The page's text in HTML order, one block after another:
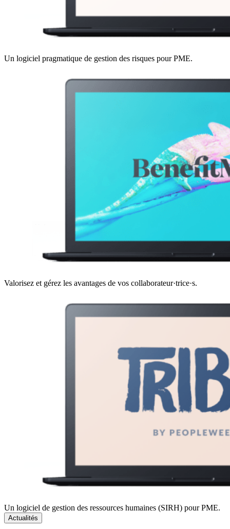
Un logiciel pragmatique de gestion des risques pour PME.
Valorisez et gérez les avantages de vos collaborateur·trice·s.
Un logiciel de gestion des ressources humaines (SIRH) pour PME.
Actualités